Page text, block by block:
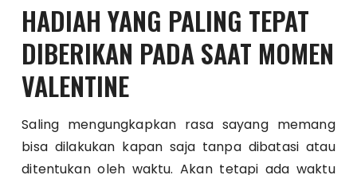
HADIAH YANG PALING TEPAT
DIBERIKAN PADA SAAT MOMEN
VALENTINE
Saling mengungkapkan rasa sayang memang
bisa dilakukan kapan saja tanpa dibatasi atau
ditentukan oleh waktu. Akan tetapi ada waktu